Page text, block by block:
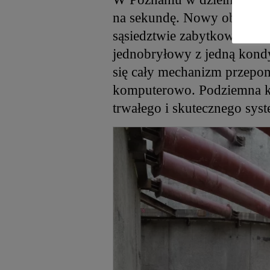
na sekundę. Nowy obiekt
sąsiedztwie zabytkowej
jednobryłowy z jedną
się cały mechanizm
komputerowo. Podziemna
trwałego i skutecznego